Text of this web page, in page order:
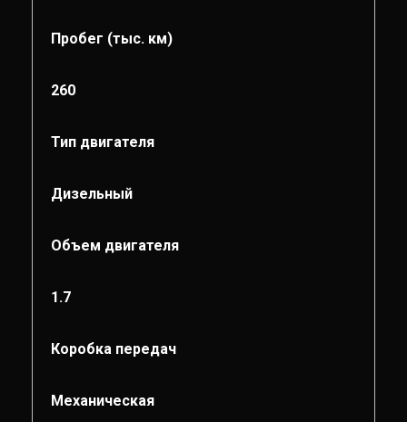
Пробег (тыс. км)
260
Тип двигателя
Дизельный
Объем двигателя
1.7
Коробка передач
Механическая